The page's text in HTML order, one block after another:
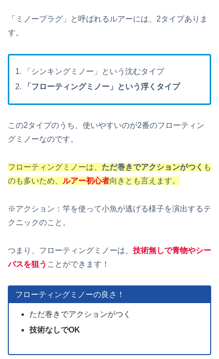
「ミノープラグ」と呼ばれるルアーには、2タイプありま
す。
「シンキングミノー」という沈むタイプ
「フローティングミノー」という浮くタイプ
この2タイプのうち、使いやすいのが2番のフローティン
グミノーなのです。
フローティングミノーは、 ただ巻きでアクションがつく も
のも多いため、 ルアー初心者向きとも言えます。
※アクション：竿を使って小魚が逃げる様子を演出するテ
クニックのこと。
つまり、フローティングミノーは、 技術無しで青物やシー
バスを狙う ことができます！
フローティングミノーの良さ！
ただ巻きでアクションがつく
技術なしでOK